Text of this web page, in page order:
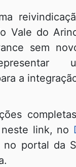
Vale do
sem
a
link, no
no portal da